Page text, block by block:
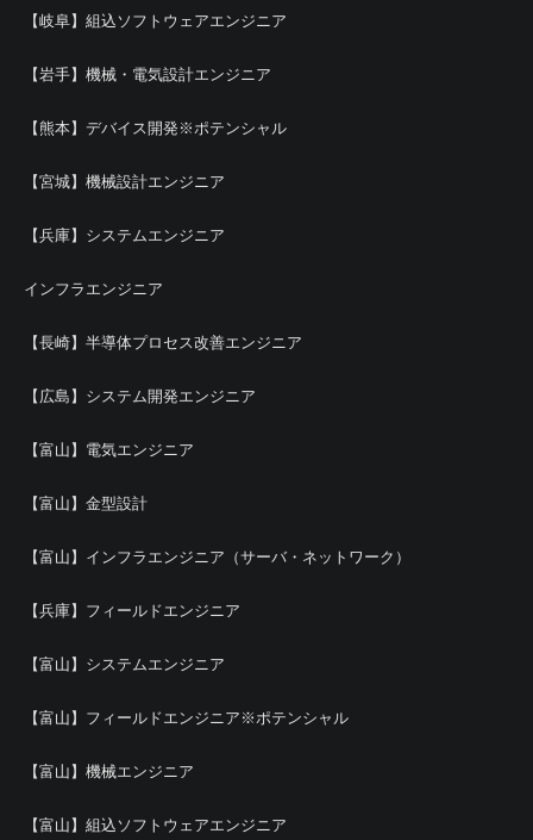
【岐阜】組込ソフトウェアエンジニア
【岩手】機械・電気設計エンジニア
【熊本】デバイス開発※ポテンシャル
【宮城】機械設計エンジニア
【兵庫】システムエンジニア
インフラエンジニア
【長崎】半導体プロセス改善エンジニア
【広島】システム開発エンジニア
【富山】電気エンジニア
【富山】金型設計
【富山】インフラエンジニア（サーバ・ネットワーク）
【兵庫】フィールドエンジニア
【富山】システムエンジニア
【富山】フィールドエンジニア※ポテンシャル
【富山】機械エンジニア
【富山】組込ソフトウェアエンジニア